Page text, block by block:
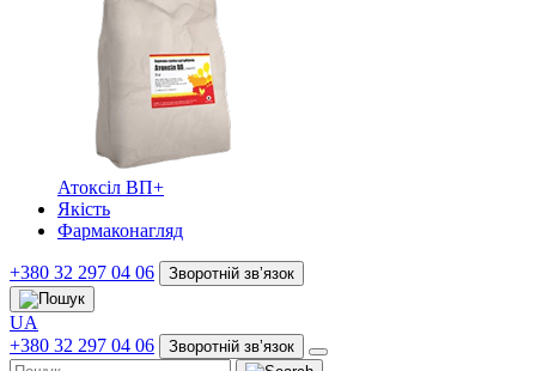
Атоксіл ВП+
Якість
Фармаконагляд
+380 32 297 04 06 Зворотній звʼязок
UA
+380 32 297 04 06
Зворотній звʼязок